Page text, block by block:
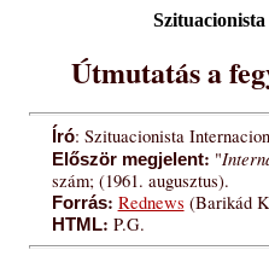
Útmutatás a
Író: Szituacionista
Először megjelent: "
szám; (1961. augusztus).
Forrás: Rednews (Barikád
HTML: P.G.